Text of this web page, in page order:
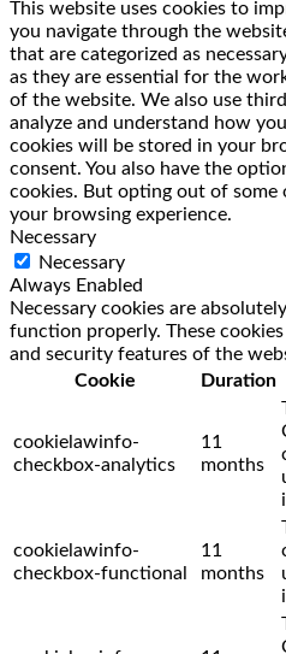
This website uses cookies to
you navigate through the
that are categorized as
as they are essential for the
of the website. We also use
analyze and understand how
cookies will be stored in your
consent. You also have the
cookies. But opting out of some
your browsing experience.
Necessary
Necessary
Always Enabled
Necessary cookies are
function properly. These
and security features of the
Cookie
Duration
cookielawinfo-
checkbox-analytics
11
months
cookielawinfo-
checkbox-functional
11
months